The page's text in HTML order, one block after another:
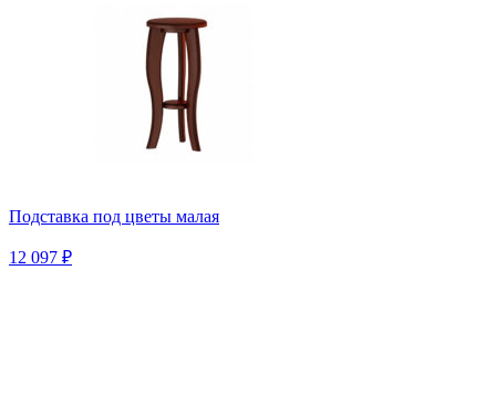
Подставка под цветы малая
12 097 ₽